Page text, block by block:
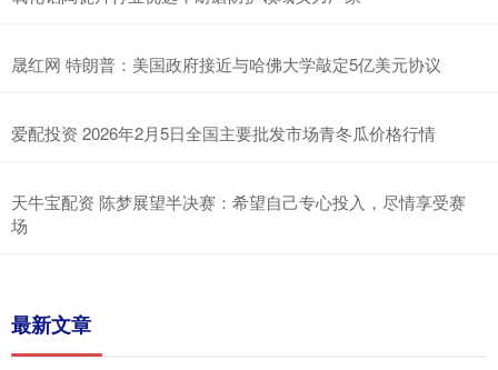
晟红网 特朗普：美国政府接近与哈佛大学敲定5亿美元协议
爱配投资 2026年2月5日全国主要批发市场青冬瓜价格行情
天牛宝配资 陈梦展望半决赛：希望自己专心投入，尽情享受赛
场
最新文章